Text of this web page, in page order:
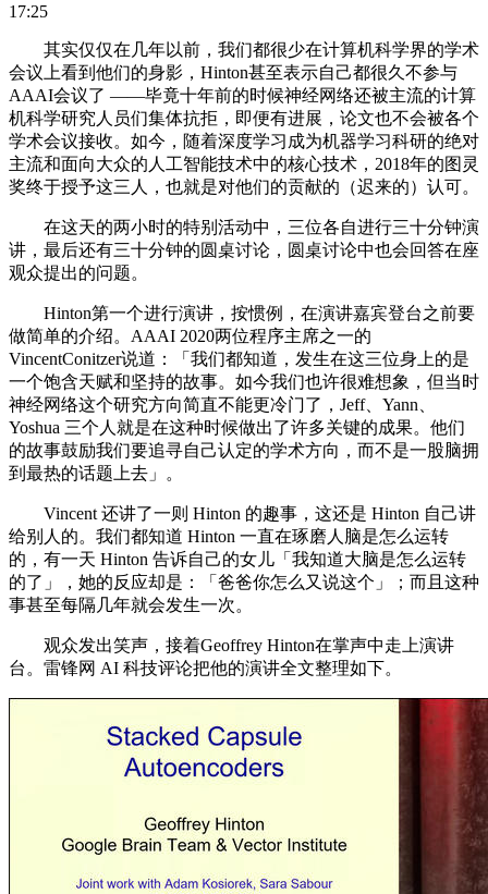
17:25
其实仅仅在几年以前，我们都很少在计算机科学界的学术
会议上看到他们的身影，Hinton甚至表示自己都很久不参与
AAAI会议了 ——毕竟十年前的时候神经网络还被主流的计算
机科学研究人员们集体抗拒，即便有进展，论文也不会被各个
学术会议接收。如今，随着深度学习成为机器学习科研的绝对
主流和面向大众的人工智能技术中的核心技术，2018年的图灵
奖终于授予这三人，也就是对他们的贡献的（迟来的）认可。
在这天的两小时的特别活动中，三位各自进行三十分钟演
讲，最后还有三十分钟的圆桌讨论，圆桌讨论中也会回答在座
观众提出的问题。
Hinton第一个进行演讲，按惯例，在演讲嘉宾登台之前要
做简单的介绍。AAAI 2020两位程序主席之一的
VincentConitzer说道：「我们都知道，发生在这三位身上的是
一个饱含天赋和坚持的故事。如今我们也许很难想象，但当时
神经网络这个研究方向简直不能更冷门了，Jeff、Yann、
Yoshua 三个人就是在这种时候做出了许多关键的成果。他们
的故事鼓励我们要追寻自己认定的学术方向，而不是一股脑拥
到最热的话题上去」。
Vincent 还讲了一则 Hinton 的趣事，这还是 Hinton 自己讲
给别人的。我们都知道 Hinton 一直在琢磨人脑是怎么运转
的，有一天 Hinton 告诉自己的女儿「我知道大脑是怎么运转
的了」，她的反应却是：「爸爸你怎么又说这个」；而且这种
事甚至每隔几年就会发生一次。
观众发出笑声，接着Geoffrey Hinton在掌声中走上演讲
台。雷锋网 AI 科技评论把他的演讲全文整理如下。